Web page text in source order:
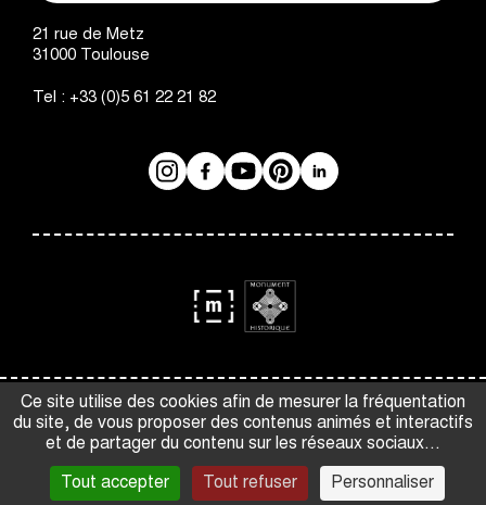
Ce site utilise des cookies afin de mesurer la fréquentation
du site, de vous proposer des contenus animés et interactifs
et de partager du contenu sur les réseaux sociaux...
Tout accepter Tout refuser Personnaliser
21 rue de Metz
31000 Toulouse
Tel : +33 (0)5 61 22 21 82
Réseaux
InstagramFacebookYouTubePinterestLinkedIn
Musée
de
France
Monument
Historique
Espace presse
Gestion des cookies
Crédits et mentions légales
CGV
Open data